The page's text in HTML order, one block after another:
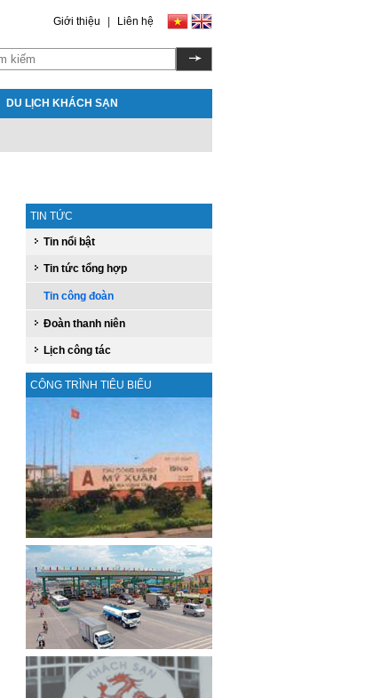
Giới thiệu Liên hệ
DU LỊCH KHÁCH SẠN
TIN TỨC
Tin nổi bật
Tin tức tổng hợp
Tin công đoàn
Đoàn thanh niên
Lịch công tác
CÔNG TRÌNH TIÊU BIỂU